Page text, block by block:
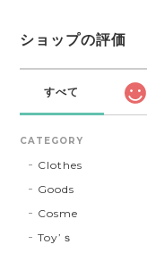
ショップの評価
すべて
CATEGORY
Clothes
Goods
Cosme
Toy’ｓ